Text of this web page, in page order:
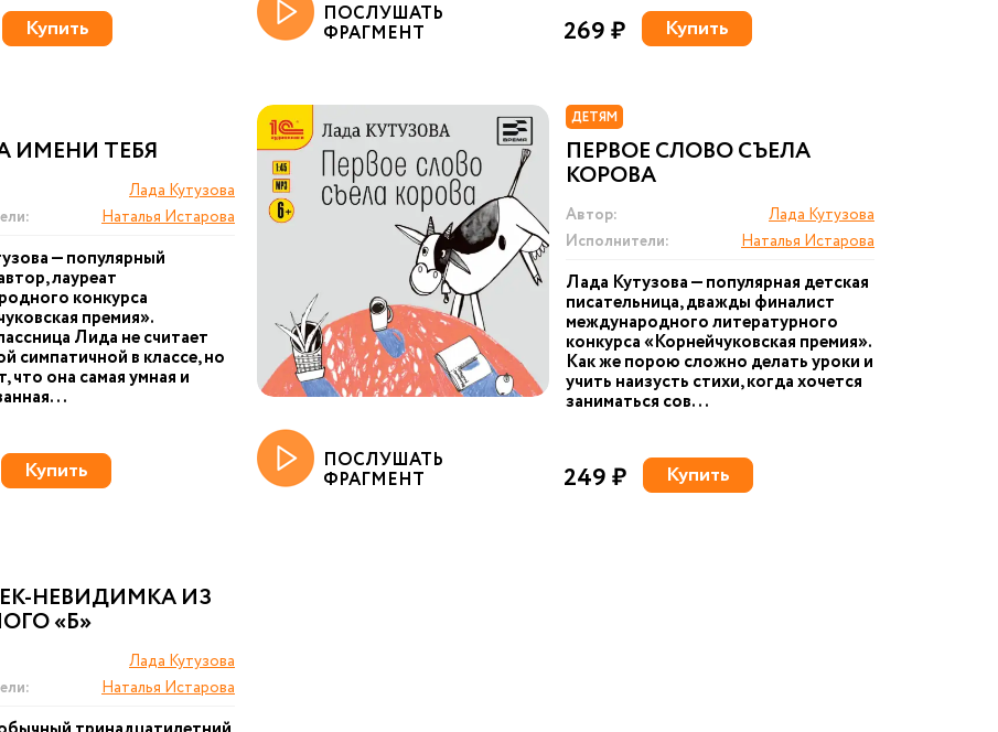
Купить
ПОСЛУШАТЬ
ФРАГМЕНТ 269 ₽ Купить
ИМЕНИ ТЕБЯ
Лада Кутузова
Наталья Истарова
— популярный
лауреат
конкурса
премия».
Лида не считает
симпатичной в классе, но
что она самая умная и
Купить
ДЕТЯМ
ПЕРВОЕ СЛОВО СЪЕЛА
КОРОВА
Автор:
Лада Кутузова
Исполнители:
Наталья Истарова
Лада Кутузова — популярная детская
писательница, дважды финалист
международного литературного
конкурса «Корнейчуковская премия».
Как же порою сложно делать уроки и
учить наизусть стихи, когда хочется
заниматься сов...
ПОСЛУШАТЬ
ФРАГМЕНТ 249 ₽ Купить
НЕВИДИМКА ИЗ
«Б»
Лада Кутузова
Наталья Истарова